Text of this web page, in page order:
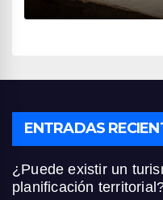
ENTRADAS
¿Puede existir un
planificación